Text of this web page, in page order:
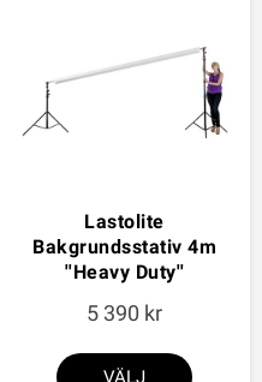
Lastolite
Bakgrundsstativ 4m
''Heavy Duty''
5 390
VÄLJ